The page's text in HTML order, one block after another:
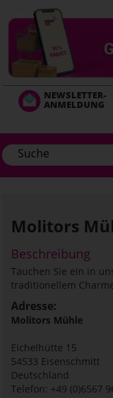
zum
Inhalt
NEWSLETTER-
ANMELDUNG
Molitors
Beschreibung
Tauchen Sie ein in
traditionellem
Adresse:
Molitors Mühle
Eichelhütte 15
54533 Eisenschmitt
Deutschland
Telefon: +49 (0)6567